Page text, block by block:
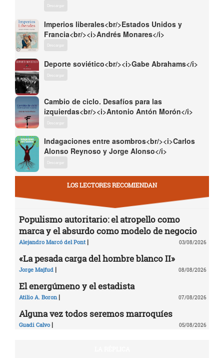
Descargar
Imperios liberales<br/>Estados Unidos y
Francia<br/><i>Andrés Monares</i>
Descargar
Deporte soviético<br/><i>Gabe Abrahams</i>
Descargar
Cambio de ciclo. Desafíos para las
izquierdas<br/><i>Antonio Antón Morón</i>
Descargar
Indagaciones entre asombros<br/><i>Carlos
Alonso Reynoso y Jorge Alonso</i>
Descargar
LOS LECTORES RECOMIENDAN
Populismo autoritario: el atropello como
marca y el absurdo como modelo de negocio
Alejandro Marcó del Pont | 03/08/2026
«La pesada carga del hombre blanco II»
Jorge Majfud | 08/08/2026
El energúmeno y el estadista
Atilio A. Boron | 07/08/2026
Alguna vez todos seremos marroquíes
Guadi Calvo | 05/08/2026